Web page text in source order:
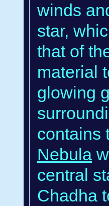
winds
star,
that of
material
glowing
contains
Nebula
central
Chadha